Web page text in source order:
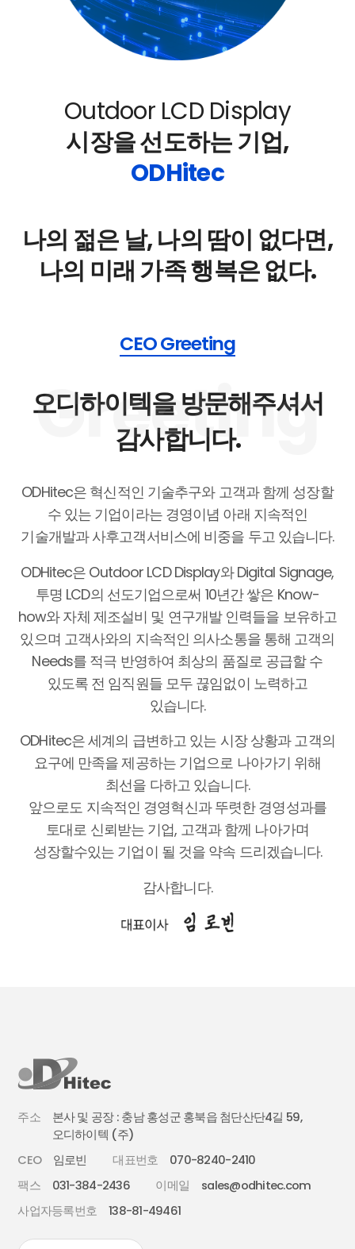
Outdoor LCD Display
시장을 선도하는 기업,
ODHitec
나의 젊은 날, 나의 땀이 없다면,
나의 미래 가족 행복은 없다.
CEO Greeting
오디하이텍을 방문해주셔서
감사합니다.
ODHitec은 혁신적인 기술추구와 고객과 함께 성장할
수 있는 기업이라는 경영이념 아래 지속적인
기술개발과 사후고객서비스에 비중을 두고 있습니다.
ODHitec은 Outdoor LCD Display와 Digital Signage,
투명 LCD의 선도기업으로써 10년간 쌓은 Know-
how와 자체 제조설비 및 연구개발 인력들을 보유하고
있으며 고객사와의 지속적인 의사소통을 통해 고객의
Needs를 적극 반영하여 최상의 품질로 공급할 수
있도록 전 임직원들 모두 끊임없이 노력하고
있습니다.
ODHitec은 세계의 급변하고 있는 시장 상황과 고객의
요구에 만족을 제공하는 기업으로 나아가기 위해
최선을 다하고 있습니다.
앞으로도 지속적인 경영혁신과 뚜렷한 경영성과를
토대로 신뢰받는 기업, 고객과 함께 나아가며
성장할수있는 기업이 될 것을 약속 드리겠습니다.
감사합니다.
주소
본사 및 공장 : 충남 홍성군 홍북읍 첨단산단4길 59,
오디하이텍 (주)
CEO
임로빈 대표번호
070-8240-2410
팩스
031-384-2436 이메일
sales@odhitec.com
사업자등록번호
138-81-49461